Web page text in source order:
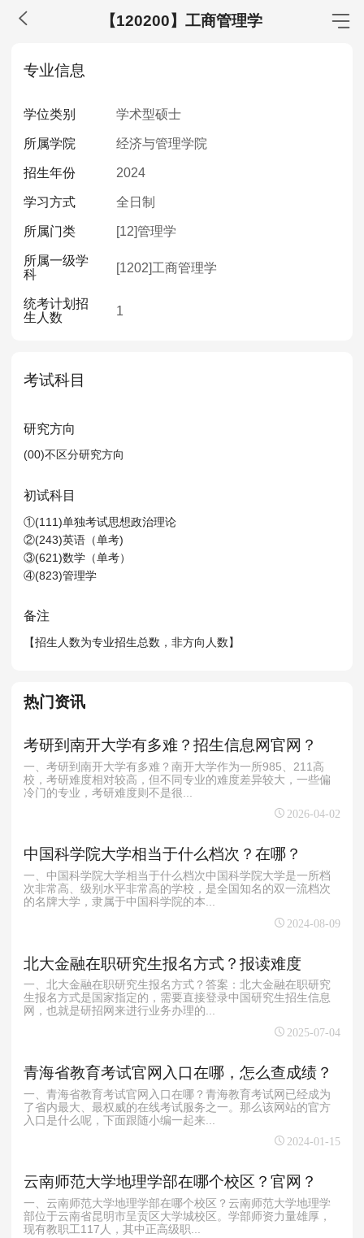
【120200】工商管理学
MBA工商管理
考试真题
报考经验 招生简章
MEM工程管理
院校库 考试报名 招生政策
考试真题
报考经验 招生简章
MPA公共管理
院校库 考试报名
考试真题
考试真题
院校库 考试报名
考试真题
报考经验 招生简章
专业信息
学位类别 学术型硕士
所属学院 经济与管理学院
招生年份 2024
学习方式 全日制
所属门类 [12]管理学
所属一级学
科
[1202]工商管理学
统考计划招
生人数
1
考试科目
研究方向
(00)不区分研究方向
初试科目
①(111)单独考试思想政治理论
②(243)英语（单考)
③(621)数学（单考）
④(823)管理学
备注
【招生人数为专业招生总数，非方向人数】
热门资讯
考研到南开大学有多难？招生信息网官网？
一、考研到南开大学有多难？南开大学作为一所985、211高
校，考研难度相对较高，但不同专业的难度差异较大，一些偏
冷门的专业，考研难度则不是很...
2026-04-02
中国科学院大学相当于什么档次？在哪？
一、中国科学院大学相当于什么档次中国科学院大学是一所档
次非常高、级别水平非常高的学校，是全国知名的双一流档次
的名牌大学，隶属于中国科学院的本...
2024-08-09
北大金融在职研究生报名方式？报读难度
一、北大金融在职研究生报名方式？答案：北大金融在职研究
生报名方式是国家指定的，需要直接登录中国研究生招生信息
网，也就是研招网来进行业务办理的...
2025-07-04
青海省教育考试官网入口在哪，怎么查成绩？
一、青海省教育考试官网入口在哪？青海教育考试网已经成为
了省内最大、最权威的在线考试服务之一。那么该网站的官方
入口是什么呢，下面跟随小编一起来...
2024-01-15
云南师范大学地理学部在哪个校区？官网？
一、云南师范大学地理学部在哪个校区？云南师范大学地理学
部位于云南省昆明市呈贡区大学城校区。学部师资力量雄厚，
现有教职工117人，其中正高级职...